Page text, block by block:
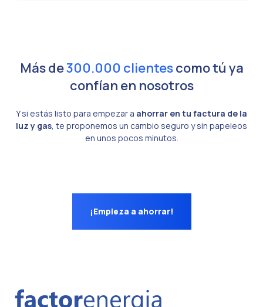
Más de300.000 clientescomo tú ya
confían en nosotros
Y si estás listo para empezar a ahorrar en tu factura de la
luz y gas, te proponemos un cambio seguro y sin papeleos
en unos pocos minutos.
¡Empieza a ahorrar!